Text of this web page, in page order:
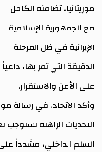
موريتانيا، تضامنه الكامل
مع الجمهورية الإسلامية
الإيرانية في ظل المرحلة
الدقيقة التي تمر بها،
على الأمن والاستقرار.
وأكد الاتحاد، في رسالة
التحديات الراهنة تستوجب
السلم الداخلي، مشدداً